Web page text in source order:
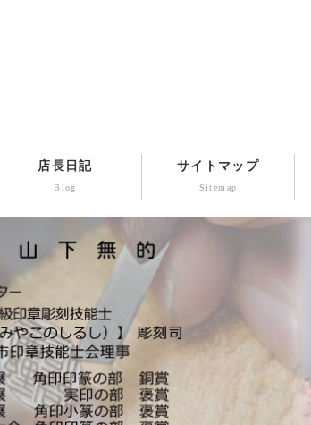
店長日記
Blog
サイトマップ
Sitemap